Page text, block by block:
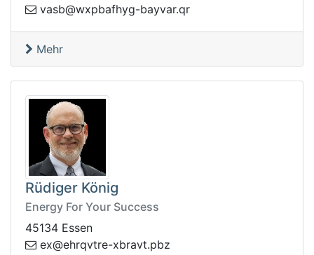
rq.
ravyab-gyhfabpxw@bsav
Mehr
Rüdiger König
Energy For Your Success
45134 Essen
zbp.tvarbx-ertvqrhe@x
e